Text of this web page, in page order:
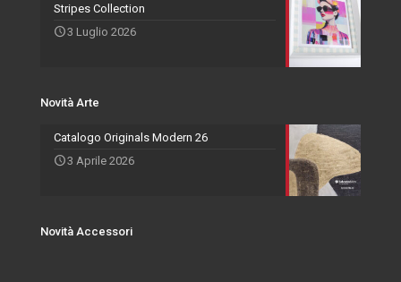
Stripes Collection
3 Luglio 2026
Novità Arte
Catalogo Originals Modern 26
3 Aprile 2026
Novità Accessori